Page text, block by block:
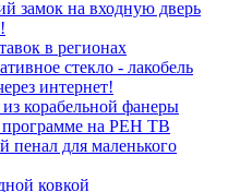
замок на входную дверь
в регионах
стекло - лакобель
интернет!
корабельной фанеры
на РЕН ТВ
для маленького
ковкой